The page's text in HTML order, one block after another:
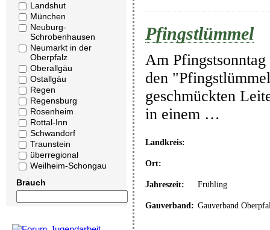
Landshut
München
Neuburg-
Schrobenhausen
Neumarkt in der
Oberpfalz
Oberallgäu
Ostallgäu
Regen
Regensburg
Rosenheim
Rottal-Inn
Schwandorf
Traunstein
überregional
Weilheim-Schongau
Brauch
Pfingstlümmel
Am
den
geschmückten
in einem …
Landkreis:
Ort:
Jahreszeit: Frühling
Gauverband: Gauverband